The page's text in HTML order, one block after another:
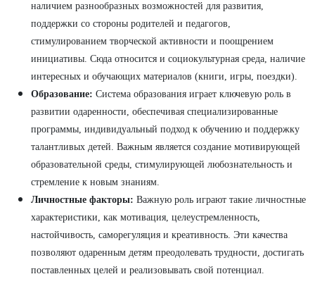
наличием разнообразных возможностей для развития,
поддержки со стороны родителей и педагогов,
стимулированием творческой активности и поощрением
инициативы. Сюда относится и социокультурная среда, наличие
интересных и обучающих материалов (книги, игры, поездки).
Образование: Система образования играет ключевую роль в
развитии одаренности, обеспечивая специализированные
программы, индивидуальный подход к обучению и поддержку
талантливых детей. Важным является создание мотивирующей
образовательной среды, стимулирующей любознательность и
стремление к новым знаниям.
Личностные факторы: Важную роль играют такие личностные
характеристики, как мотивация, целеустремленность,
настойчивость, саморегуляция и креативность. Эти качества
позволяют одаренным детям преодолевать трудности, достигать
поставленных целей и реализовывать свой потенциал.